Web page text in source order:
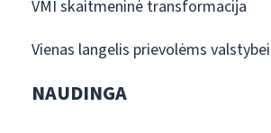
VMI skaitmeninė transformacija
Vienas langelis prievolėms
NAUDINGA